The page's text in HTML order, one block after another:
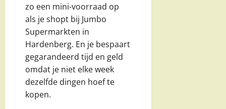
zo een mini-voorraad op
als je shopt bij Jumbo
Supermarkten in
Hardenberg. En je bespaart
gegarandeerd tijd en geld
omdat je niet elke week
dezelfde dingen hoef te
kopen.